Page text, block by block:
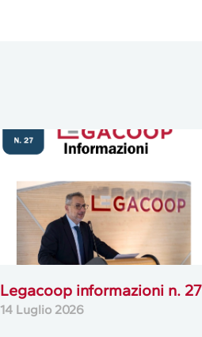
Legacoop informazioni n. 27
14 Luglio 2026